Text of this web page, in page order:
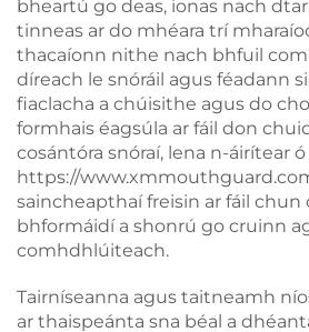
bheartú go deas, ionas nach
tinneas ar do mhéara trí
thacaíonn nithe nach bhfuil
díreach le snóráil agus féadann
fiaclacha a chúisithe agus do
formhais éagsúla ar fáil don
cosántóra snóraí, lena n-áirítear ó
https://
saincheapthaí freisin ar fáil chun
bhformáidí a shonrú go cruinn
comhdhlúiteach.
Tairníseanna agus taitneamh
ar thaispeánta sna béal a